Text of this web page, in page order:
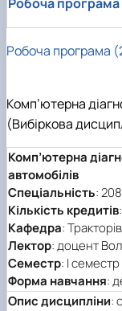
Робоча
Робоча програма
Комп’ютерна
(Вибіркова
Комп’ютерна
автомобілів
Спеціальність:
Кількість кредитів:
Кафедра:
Лектор: доцент
Семестр: І семестр
Форма навчання:
Опис дисципліни: